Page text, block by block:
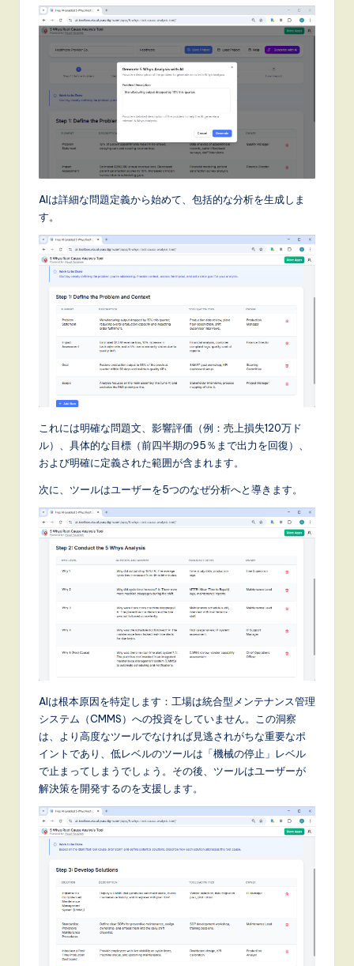
AIは詳細な問題定義から始めて、包括的な分析を生成しま
す。
これには明確な問題文、影響評価（例：売上損失120万ド
ル）、具体的な目標（前四半期の95％まで出力を回復）、
および明確に定義された範囲が含まれます。
次に、ツールはユーザーを5つのなぜ分析へと導きます。
AIは根本原因を特定します：工場は統合型メンテナンス管理
システム（CMMS）への投資をしていません。この洞察
は、より高度なツールでなければ見逃されがちな重要なポ
イントであり、低レベルのツールは「機械の停止」レベル
で止まってしまうでしょう。その後、ツールはユーザーが
解決策を開発するのを支援します。